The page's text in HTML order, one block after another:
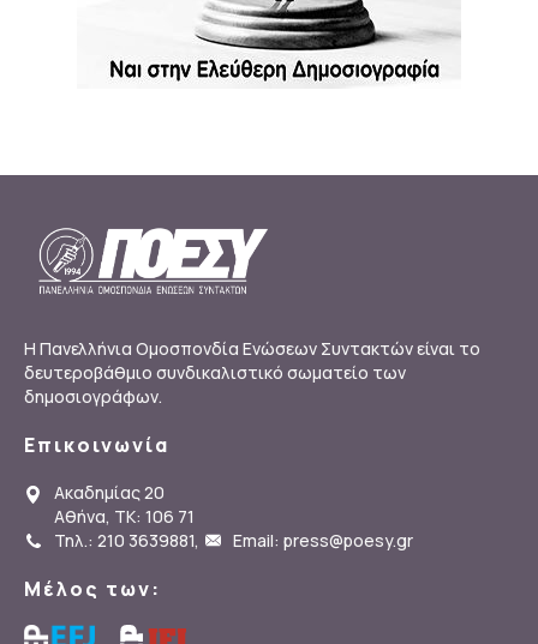
Η Πανελλήνια Ομοσπονδία Ενώσεων Συντακτών είναι το
δευτεροβάθμιο συνδικαλιστικό σωματείο των
δημοσιογράφων.
Επικοινωνία
Ακαδημίας 20
Αθήνα, ΤΚ: 106 71
Τηλ.: 210 3639881, Email: press@poesy.gr
Μέλος των: